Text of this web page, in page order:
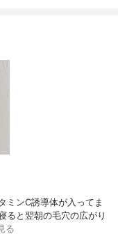
ミンC誘導体が入ってま
ると翌朝の毛穴の広がり
る